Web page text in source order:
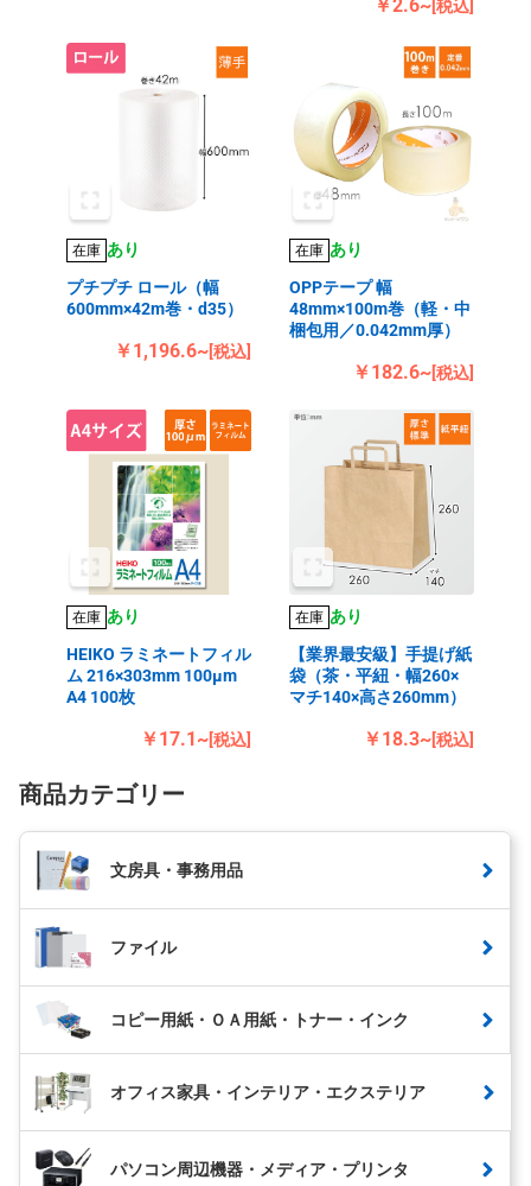
￥2.6~ [税込]
在庫 あり
プチプチ ロール（幅
600mm×42m巻・d35）
￥1,196.6~[税込]
在庫 あり
OPPテープ 幅
48mm×100m巻（軽・中
梱包用／0.042mm厚）
￥182.6~[税込]
在庫 あり
HEIKO ラミネートフィル
ム 216×303mm 100μm
A4 100枚
￥17.1~[税込]
在庫 あり
【業界最安級】手提げ紙
袋（茶・平紐・幅260×
マチ140×高さ260mm）
￥18.3~[税込]
商品カテゴリー
文房具・事務用品
ファイル
コピー用紙・ＯＡ用紙・トナー・インク
オフィス家具・インテリア・エクステリア
パソコン周辺機器・メディア・プリンタ